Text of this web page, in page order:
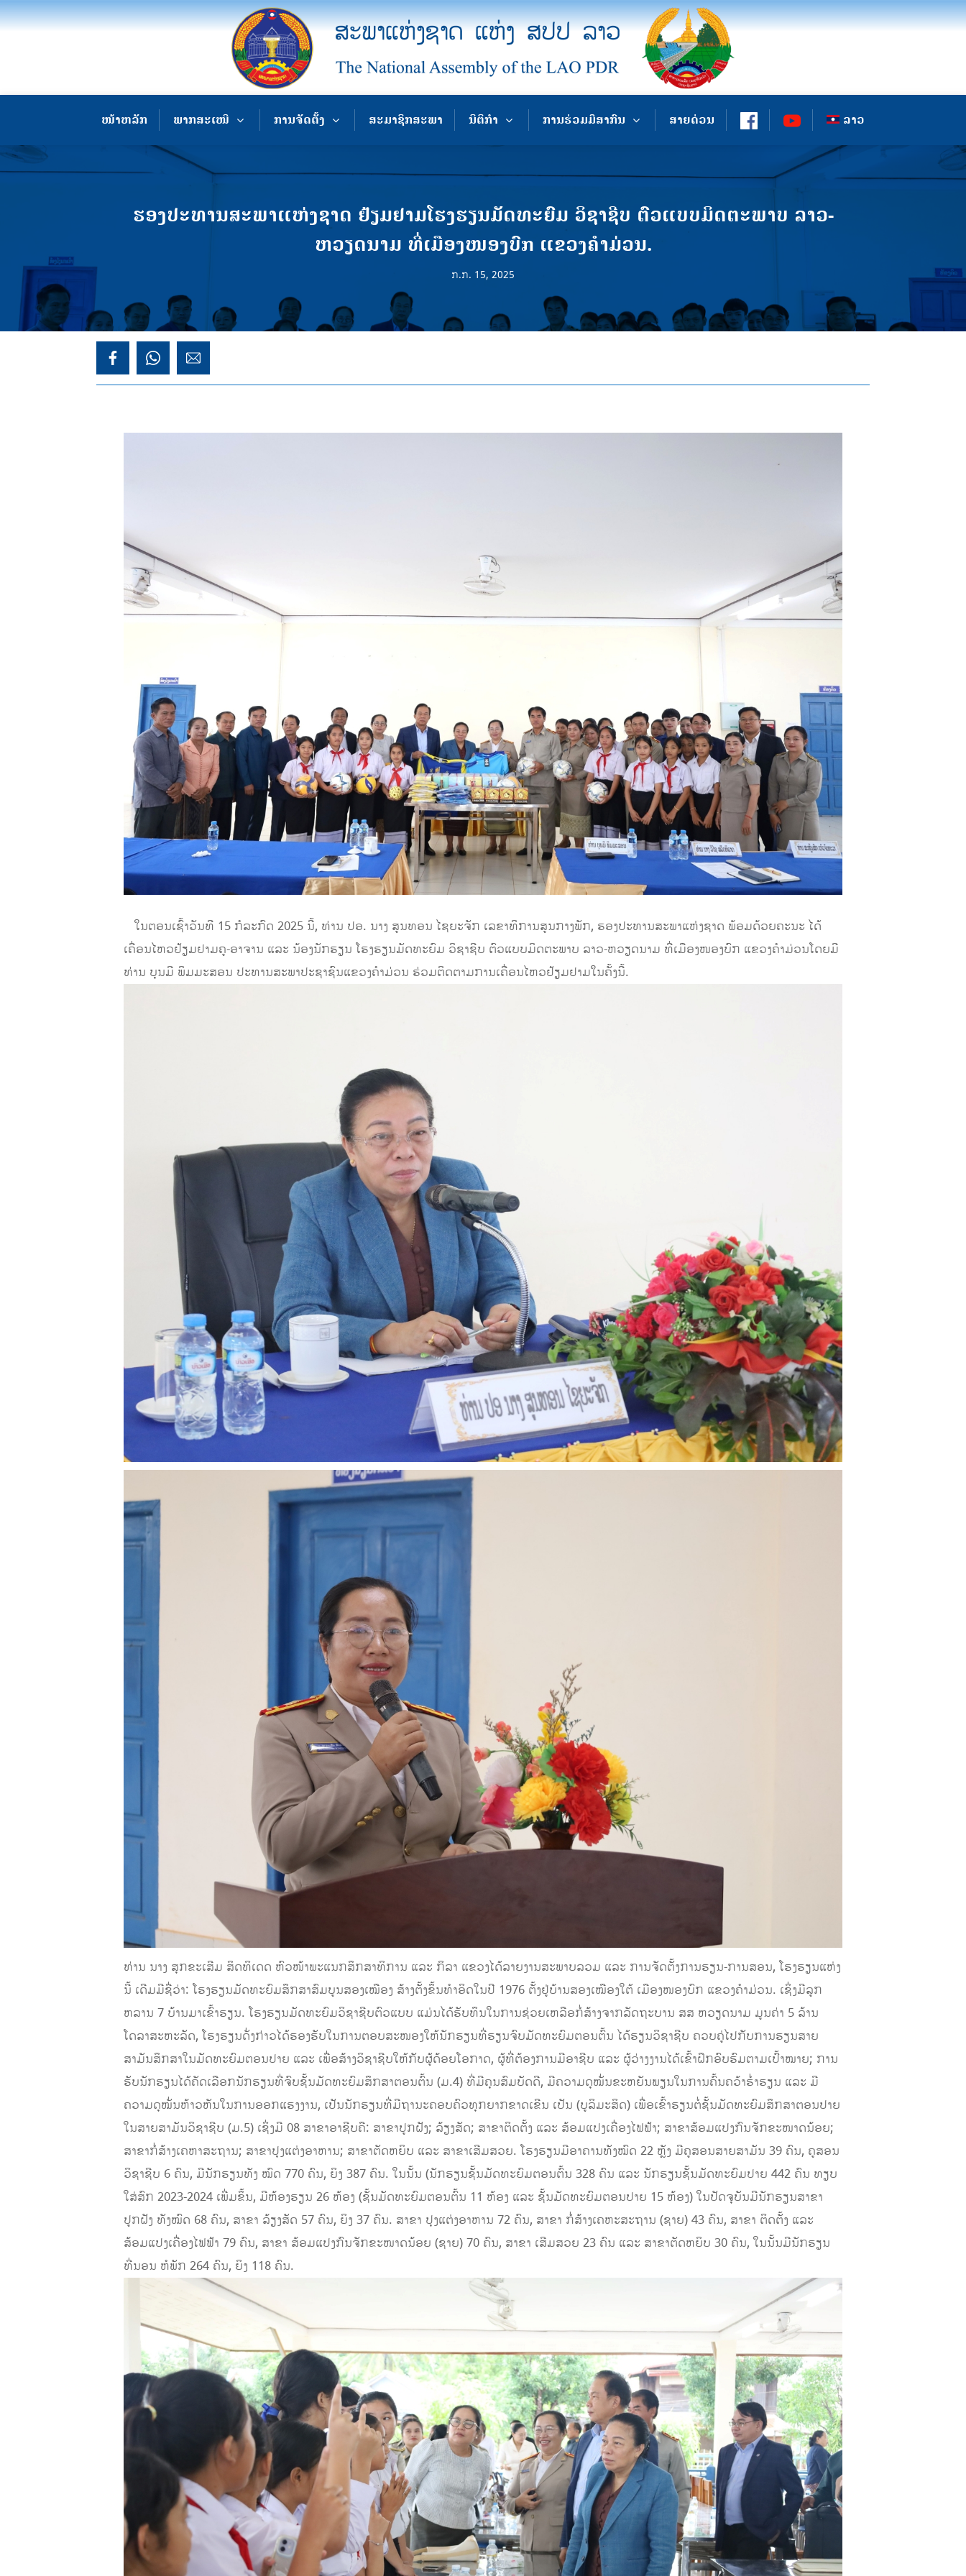
ໜ້າຫລັກ ພາກສະເໜີ ການຈັດຕັ້ງ ສະມາຊິກສະພາ ນິຕິກຳ ການຮ່ວມມືສາກົນ ສາຍດ່ວນ ລາວ
ຮອງປະທານສະພາແຫ່ງຊາດ ຢ້ຽມຢາມໂຮງຮຽນມັດທະຍົມ ວິຊາຊີບ ຕົວແບບມິດຕະພາບ ລາວ-
ຫວຽດນາມ ທີ່ເມືອງໜອງບົກ ແຂວງຄຳມ່ວນ.
ກ.ກ. 15, 2025
ໃນຕອນເຊົ້າວັນທີ 15 ກໍລະກົດ 2025 ນີ້, ທ່ານ ປອ. ນາງ ສູນທອນ ໄຊຍະຈັກ ເລຂາທິການສູນກາງພັກ, ຮອງປະທານສະພາແຫ່ງຊາດ ພ້ອມດ້ວຍຄະນະ ໄດ້
ເຄື່ອນໄຫວຢ້ຽມຢາມຄູ-ອາຈານ ແລະ ນ້ອງນັກຮຽນ ໂຮງຮຽນມັດທະຍົມ ວິຊາຊີບ ຕົວແບບມິດຕະພາບ ລາວ-ຫວຽດນາມ ທີ່ເມືອງໜອງບົກ ແຂວງຄໍາມ່ວນໂດຍມີ
ທ່ານ ບຸນມີ ພິມມະສອນ ປະທານສະພາປະຊາຊົນແຂວງຄຳມ່ວນ ຮ່ວມຕິດຕາມການເຄື່ອນໄຫວຢ້ຽມຢາມໃນຄັ້ງນີ້.
ທ່ານ ນາງ ສຸກຂະເສີມ ສິດທິເດດ ຫົວໜ້າພະແນກສຶກສາທິການ ແລະ ກິລາ ແຂວງໄດ້ລາຍງານສະພາບລວມ ແລະ ການຈັດຕັ້ງການຮຽນ-ການສອນ, ໂຮງຮຽນແຫ່ງ
ນີ້ ເດີມມີຊື່ວ່າ: ໂຮງຮຽນມັດທະຍົມສຶກສາສົມບູນສອງເໝືອງ ສ້າງຕັ້ງຂຶ້ນທໍາອິດໃນປີ 1976 ຕັ້ງຢູ່ບ້ານສອງເໝືອງໃຕ້ ເມືອງໜອງບົກ ແຂວງຄໍາມ່ວນ. ເຊິ່ງມີລູກ
ຫລານ 7 ບ້ານມາເຂົ້າຮຽນ. ໂຮງຮຽນມັດທະຍົມວິຊາຊີບຕົວແບບ ແມ່ນໄດ້ຮັບທຶນໃນການຊ່ວຍເຫລືອກໍ່ສ້າງຈາກລັດຖະບານ ສສ ຫວຽດນາມ ມູນຄ່າ 5 ລ້ານ
ໂດລາສະຫະລັດ, ໂຮງຮຽນດັ່ງກ່າວໄດ້ຮອງຮັບໃນການຕອບສະໜອງໃຫ້ນັກຮຽນທີ່ຮຽນຈົບມັດທະຍົມຕອນຕົ້ນ ໄດ້ຮຽນວິຊາຊີບ ຄວບຄູ່ໄປກັບການຮຽນສາຍ
ສາມັນສຶກສາໃນມັດທະຍົມຕອນປາຍ ແລະ ເພື່ອສ້າງວິຊາຊີບໃຫ້ກັບຜູ້ດ້ອຍໂອກາດ, ຜູ້ທີ່ຕ້ອງການມີອາຊີບ ແລະ ຜູ້ວ່າງງານໄດ້ເຂົ້າຝຶກອົບຮົມຕາມເປົ້າໝາຍ; ການ
ຮັບນັກຮຽນໄດ້ຄັດເລືອກນັກຮຽນທີ່ຈົບຊັ້ນມັດທະຍົມສຶກສາຕອນຕົ້ນ (ມ.4) ທີ່ມີຄຸນສົມບັດດີ, ມີຄວາມດຸໝັ່ນຂະຫຍັນພຽນໃນການຄົ້ນຄວ້າຮ່ຳຮຽນ ແລະ ມີ
ຄວາມດຸໝັ່ນຫ້າວຫັນໃນການອອກແຮງງານ, ເປັນນັກຮຽນທີ່ມີຖານະຄອບຄົວທຸກຍາກຂາດເຂີນ ເປັນ (ບູລິມະສິດ) ເພື່ອເຂົ້າຮຽນຕໍ່ຊັ້ນມັດທະຍົມສຶກສາຕອນປາຍ
ໃນສາຍສາມັນວິຊາຊີບ (ມ.5) ເຊິ່ງມີ 08 ສາຂາອາຊີບຄື: ສາຂາປູກຝັງ; ລ້ຽງສັດ; ສາຂາຕິດຕັ້ງ ແລະ ສ້ອມແປງເຄື່ອງໄຟຟ້າ; ສາຂາສ້ອມແປງກົນຈັກຂະໜາດນ້ອຍ;
ສາຂາກໍ່ສ້າງເຄຫາສະຖານ; ສາຂາປຸງແຕ່ງອາຫານ; ສາຂາຕັດຫຍິບ ແລະ ສາຂາເສີມສວຍ. ໂຮງຮຽນມີອາຄານທັງໝົດ 22 ຫຼັງ ມີຄູສອນສາຍສາມັນ 39 ຄົນ, ຄູສອນ
ວິຊາຊີບ 6 ຄົນ, ມີນັກຮຽນທັງ ໝົດ 770 ຄົນ, ຍິງ 387 ຄົນ. ໃນນັ້ນ (ນັກຮຽນຊັ້ນມັດທະຍົມຕອນຕົ້ນ 328 ຄົນ ແລະ ນັກຮຽນຊັ້ນມັດທະຍົມປາຍ 442 ຄົນ ທຽບ
ໃສ່ສົກ 2023-2024 ເພີ່ມຂຶ້ນ, ມີຫ້ອງຮຽນ 26 ຫ້ອງ (ຊັ້ນມັດທະຍົມຕອນຕົ້ນ 11 ຫ້ອງ ແລະ ຊັ້ນມັດທະຍົມຕອນປາຍ 15 ຫ້ອງ) ໃນປັດຈຸບັນມີນັກຮຽນສາຂາ
ປູກຝັງ ທັງໝົດ 68 ຄົນ, ສາຂາ ລ້ຽງສັດ 57 ຄົນ, ຍິງ 37 ຄົນ. ສາຂາ ປຸງແຕ່ງອາຫານ 72 ຄົນ, ສາຂາ ກໍ່ສ້າງເຄຫະສະຖານ (ຊາຍ) 43 ຄົນ, ສາຂາ ຕິດຕັ້ງ ແລະ
ສ້ອມແປງເຄື່ອງໄຟຟ້າ 79 ຄົນ, ສາຂາ ສ້ອມແປງກົນຈັກຂະໜາດນ້ອຍ (ຊາຍ) 70 ຄົນ, ສາຂາ ເສີມສວຍ 23 ຄົນ ແລະ ສາຂາຕັດຫຍິບ 30 ຄົນ, ໃນນັ້ນມີນັກຮຽນ
ທີ່ນອນ ຫໍພັກ 264 ຄົນ, ຍິງ 118 ຄົນ.